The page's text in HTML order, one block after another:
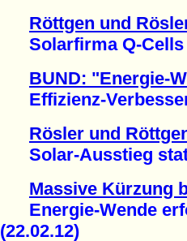
Röttgen und
Solarfirma Q-Cells
BUND: "Energie-
Effizienz-
Rösler und
Solar-Ausstieg
Massive Kürzung
Energie-Wende
(22.02.12)